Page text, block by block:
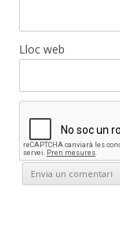
Lloc web